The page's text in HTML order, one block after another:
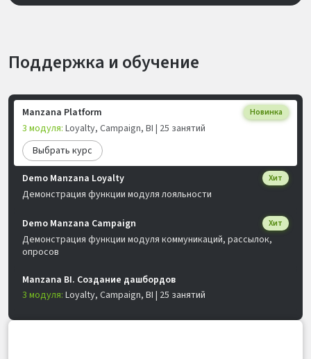
Поддержка и обучение
Manzana Platform Новинка
3 модуля: Loyalty, Campaign, BI | 25 занятий
Выбрать курс
Demo Manzana Loyalty
Хит
Демонстрация функции модуля лояльности
Demo Manzana Campaign Хит
Демонстрация функции модуля коммуникаций, рассылок,
опросов
Manzana BI. Создание дашбордов
3 модуля: Loyalty, Campaign, BI | 25 занятий